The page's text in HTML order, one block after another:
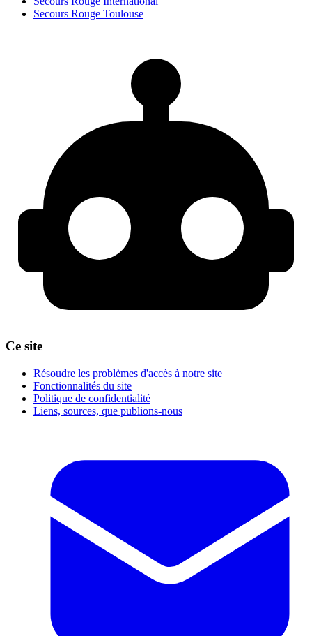
Secours Rouge Toulouse
Ce site
Résoudre les problèmes d'accès à notre site
Fonctionnalités du site
Politique de confidentialité
Liens, sources, que publions-nous